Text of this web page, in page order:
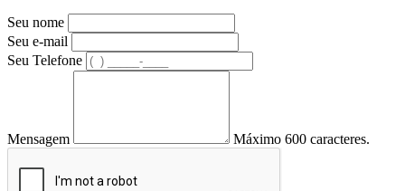
Seu nome
Seu e-mail
Seu Telefone
Mensagem Máximo 600 caracteres.